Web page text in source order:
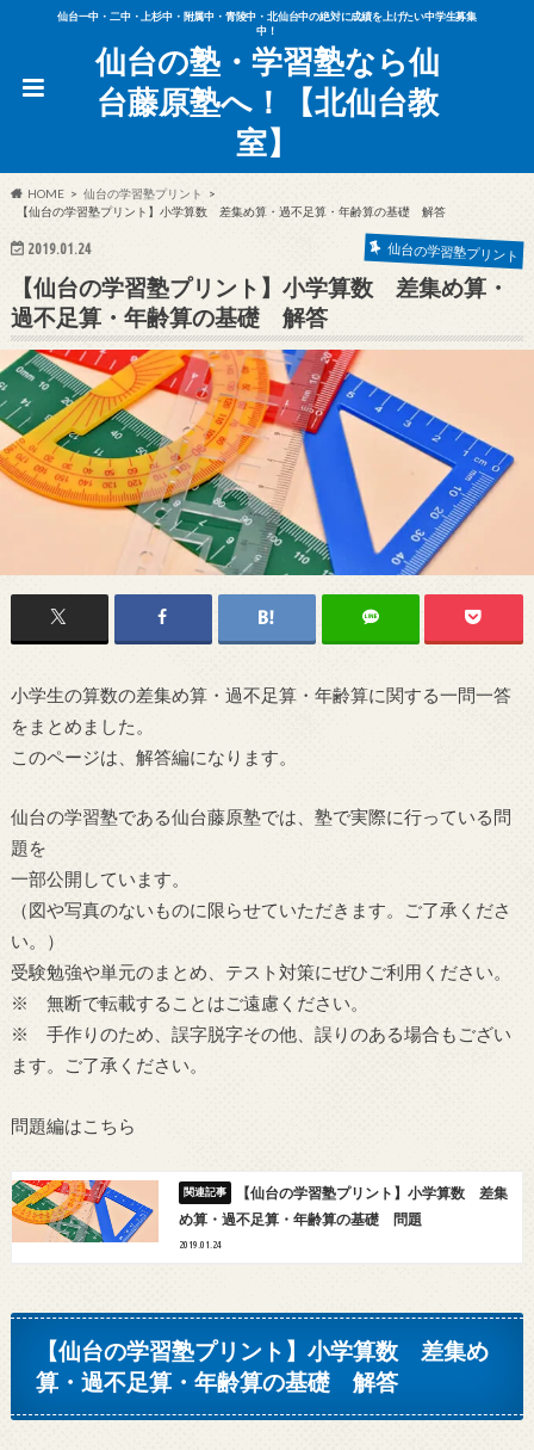
仙台一中・二中・上杉中・附属中・青陵中・北仙台中の絶対に成績を上げたい中学生募集
中！
仙台の塾・学習塾なら仙
台藤原塾へ！【北仙台教
室】
HOME
仙台の学習塾プリント
【仙台の学習塾プリント】小学算数 差集め算・過不足算・年齢算の基礎 解答
2019.01.24 仙台の学習塾プリント
【仙台の学習塾プリント】小学算数 差集め算・
過不足算・年齢算の基礎 解答
小学生の算数の差集め算・過不足算・年齢算に関する一問一答
をまとめました。
このページは、解答編になります。
仙台の学習塾である仙台藤原塾では、塾で実際に行っている問
題を
一部公開しています。
（図や写真のないものに限らせていただきます。ご了承くださ
い。）
受験勉強や単元のまとめ、テスト対策にぜひご利用ください。
※ 無断で転載することはご遠慮ください。
※ 手作りのため、誤字脱字その他、誤りのある場合もござい
ます。ご了承ください。
問題編はこちら
【仙台の学習塾プリント】小学算数 差集
め算・過不足算・年齢算の基礎 問題
2019.01.24
【仙台の学習塾プリント】小学算数 差集め
算・過不足算・年齢算の基礎 解答